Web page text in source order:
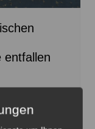
entfallen